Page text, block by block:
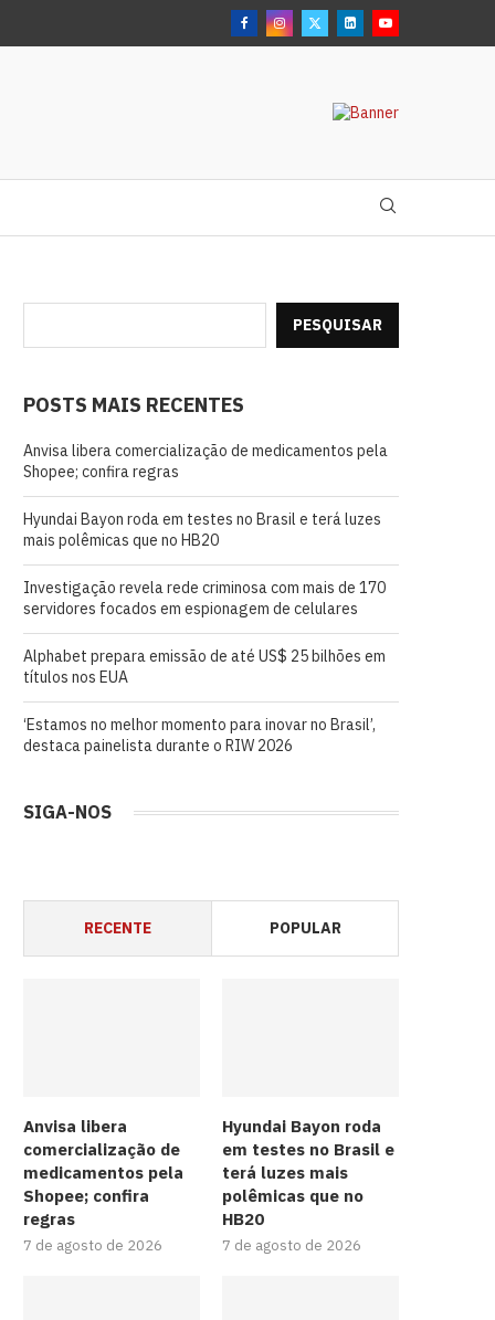
PESQUISAR
POSTS MAIS RECENTES
Anvisa libera comercialização de medicamentos pela
Shopee; confira regras
Hyundai Bayon roda em testes no Brasil e terá luzes
mais polêmicas que no HB20
Investigação revela rede criminosa com mais de 170
servidores focados em espionagem de celulares
Alphabet prepara emissão de até US$ 25 bilhões em
títulos nos EUA
‘Estamos no melhor momento para inovar no Brasil’,
destaca painelista durante o RIW 2026
SIGA-NOS
RECENTE POPULAR
Anvisa libera
comercialização de
medicamentos pela
Shopee; confira
regras
7 de agosto de 2026
Hyundai Bayon roda
em testes no Brasil e
terá luzes mais
polêmicas que no
HB20
7 de agosto de 2026